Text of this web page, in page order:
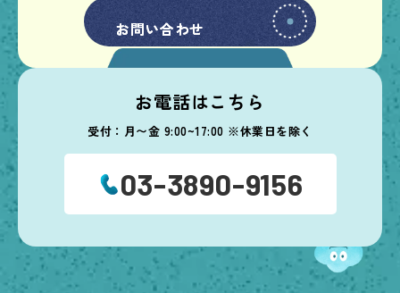
お問い合わせ
お問い合わせ
お電話はこちら
受付：月〜金 9:00~17:00 ※休業日を除く
03-3890-9156